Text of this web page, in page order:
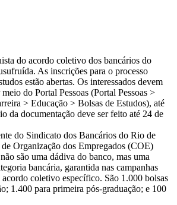
do acordo coletivo dos bancários do
As inscrições para o processo
estão abertas. Os interessados devem
do Portal Pessoas (Portal Pessoas >
> Educação > Bolsas de Estudos), até
da documentação deve ser feito até 24 de
do Sindicato dos Bancários do Rio de
Organização dos Empregados (COE)
são uma dádiva do banco, mas uma
bancária, garantida nas campanhas
coletivo específico. São 1.000 bolsas
1.400 para primeira pós-graduação; e 100